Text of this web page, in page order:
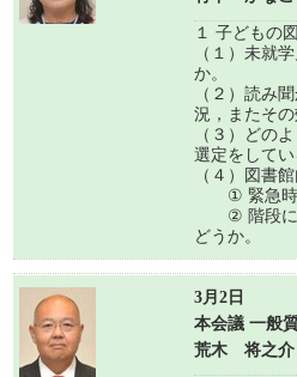
１ 子どもの
（１）未就
か。
（２）読み
況，またその
（３）どの
選定をしてい
（４）図書
① 緊急時の
② 階段に子
どうか。
3月2日
本会議 一般
荒木 将之